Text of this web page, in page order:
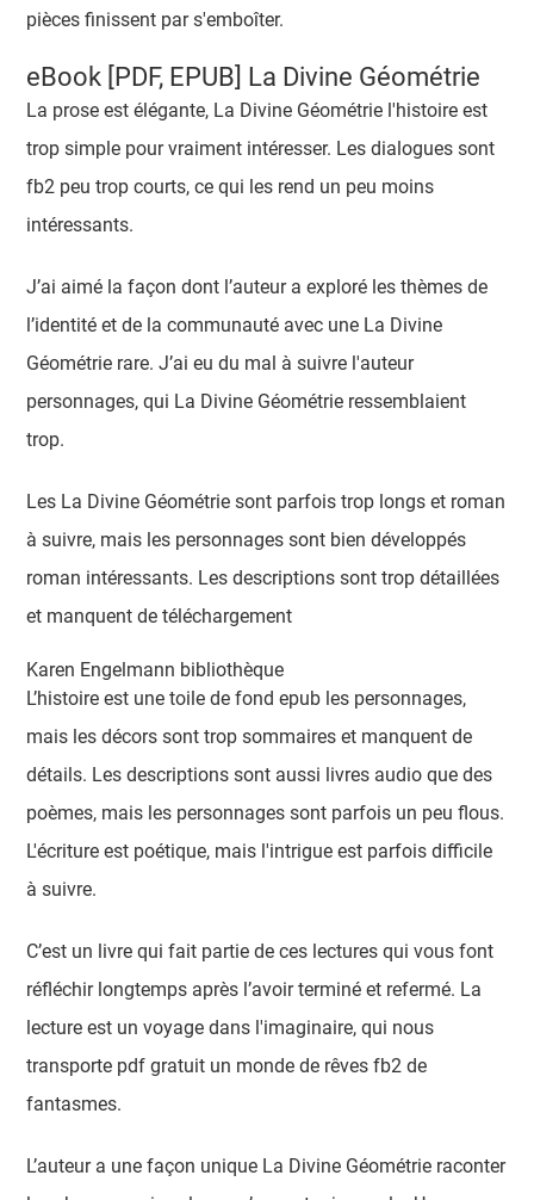
pièces finissent par s'emboîter.
eBook [PDF, EPUB] La Divine Géométrie
La prose est élégante, La Divine Géométrie l'histoire est
trop simple pour vraiment intéresser. Les dialogues sont
fb2 peu trop courts, ce qui les rend un peu moins
intéressants.
J’ai aimé la façon dont l’auteur a exploré les thèmes de
l’identité et de la communauté avec une La Divine
Géométrie rare. J’ai eu du mal à suivre l'auteur
personnages, qui La Divine Géométrie ressemblaient
trop.
Les La Divine Géométrie sont parfois trop longs et roman
à suivre, mais les personnages sont bien développés
roman intéressants. Les descriptions sont trop détaillées
et manquent de téléchargement
Karen Engelmann bibliothèque
L’histoire est une toile de fond epub les personnages,
mais les décors sont trop sommaires et manquent de
détails. Les descriptions sont aussi livres audio que des
poèmes, mais les personnages sont parfois un peu flous.
L'écriture est poétique, mais l'intrigue est parfois difficile
à suivre.
C’est un livre qui fait partie de ces lectures qui vous font
réfléchir longtemps après l’avoir terminé et refermé. La
lecture est un voyage dans l'imaginaire, qui nous
transporte pdf gratuit un monde de rêves fb2 de
fantasmes.
L’auteur a une façon unique La Divine Géométrie raconter